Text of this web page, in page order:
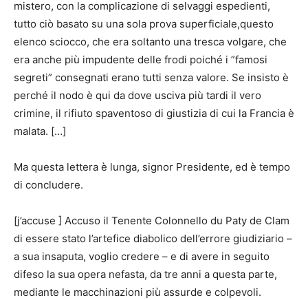
mistero, con la complicazione di selvaggi espedienti,
tutto ciò basato su una sola prova superficiale,questo
elenco sciocco, che era soltanto una tresca volgare, che
era anche più impudente delle frodi poiché i ”famosi
segreti” consegnati erano tutti senza valore. Se insisto è
perché il nodo è qui da dove usciva più tardi il vero
crimine, il rifiuto spaventoso di giustizia di cui la Francia è
malata. […]
Ma questa lettera è lunga, signor Presidente, ed è tempo
di concludere.
[j’accuse ] Accuso il Tenente Colonnello du Paty de Clam
di essere stato l’artefice diabolico dell’errore giudiziario –
a sua insaputa, voglio credere – e di avere in seguito
difeso la sua opera nefasta, da tre anni a questa parte,
mediante le macchinazioni più assurde e colpevoli.